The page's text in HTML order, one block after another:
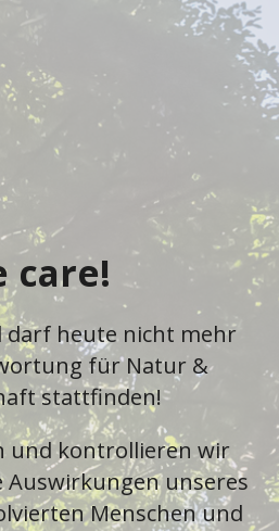
care!
darf heute nicht mehr
für Natur &
stattfinden!
und kontrollieren wir
unseres
Menschen und